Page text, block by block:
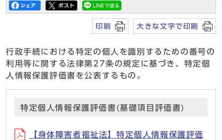
印刷 大きな文字で印刷
行政手続における特定の個人を識別するための番号の
利用等に関する法律第27条の規定に基づき、特定個
人情報保護評価書を公表するもの。
特定個人情報保護評価書(基礎項目評価書)
【身体障害者福祉法】特定個人情報保護評価